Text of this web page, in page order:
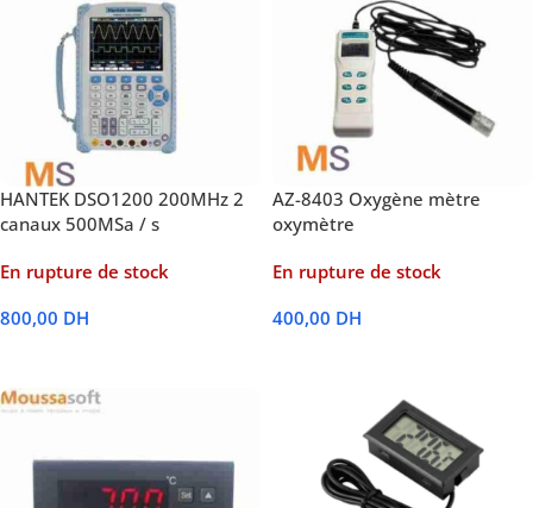
HANTEK DSO1200 200MHz 2
canaux 500MSa / s
En rupture de stock
800,00 DH
AZ-8403 Oxygène mètre
oxymètre
En rupture de stock
400,00 DH